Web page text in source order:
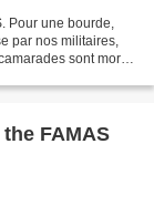
Pour une bourde,
par nos militaires,
sont morts
FAMAS